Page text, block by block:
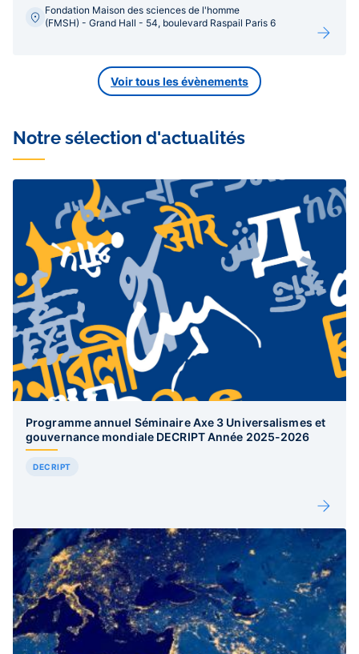
Fondation Maison des sciences de l'homme
(FMSH) - Grand Hall - 54, boulevard Raspail Paris 6
Voir tous les évènements
Notre sélection d'actualités
Programme annuel Séminaire Axe 3 Universalismes et
gouvernance mondiale DECRIPT Année 2025-2026
DECRIPT